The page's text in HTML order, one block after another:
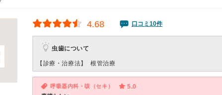
4.68 口コミ10件
虫歯について
【診療・治療法】 根管治療
呼吸器内科・咳（セキ） 5.0